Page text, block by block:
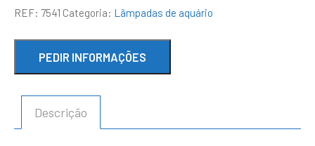
REF: 7541 Categoria: Lãmpadas de aquário
Descrição